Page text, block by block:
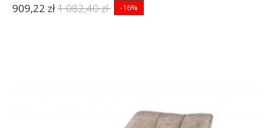
909,22 zł1 082,40 zł -16%